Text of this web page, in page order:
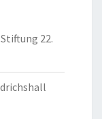
22.